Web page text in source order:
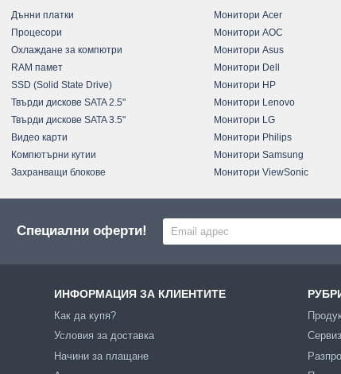
Дънни платки
Процесори
Охлаждане за компютри
RAM памет
SSD (Solid State Drive)
Твърди дискове SATA 2.5"
Твърди дискове SATA 3.5"
Видео карти
Компютърни кутии
Захранващи блокове
Монитори Acer
Монитори AOC
Монитори Asus
Монитори Dell
Монитори HP
Монитори Lenovo
Монитори LG
Монитори Philips
Монитори Samsung
Монитори ViewSonic
Специални оферти!
ИНФОРМАЦИЯ ЗА КЛИЕНТИТЕ
Как да купя?
Условия за доставка
Начини за плащане